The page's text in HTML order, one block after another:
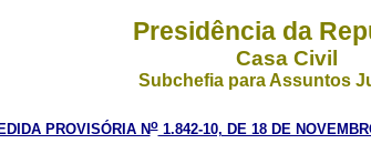
Presidência da
Casa Civil
Subchefia para Assuntos
PROVISÓRIA No1.842-10, DE 18 DE